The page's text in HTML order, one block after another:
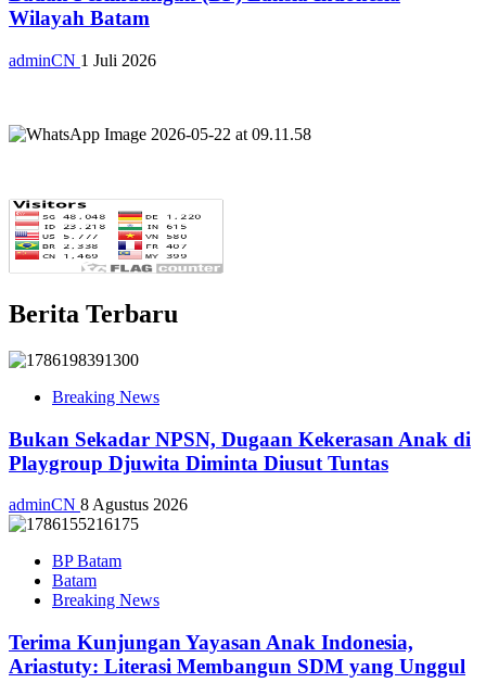
Wilayah Batam
adminCN 1 Juli 2026
Berita Terbaru
Breaking News
Bukan Sekadar NPSN, Dugaan Kekerasan Anak di
Playgroup Djuwita Diminta Diusut Tuntas
adminCN 8 Agustus 2026
BP Batam
Batam
Breaking News
Terima Kunjungan Yayasan Anak Indonesia,
Ariastuty: Literasi Membangun SDM yang Unggul